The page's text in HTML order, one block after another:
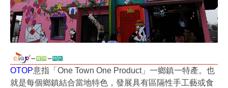
OTOP意指「One Town One Product」一鄉鎮一特產。也
就是每個鄉鎮結合當地特色，發展具有區隔性手工藝或食